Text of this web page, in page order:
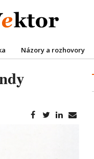
Názory a rozhovory